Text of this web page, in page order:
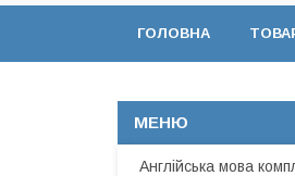
ГОЛОВНА
Англійська мова